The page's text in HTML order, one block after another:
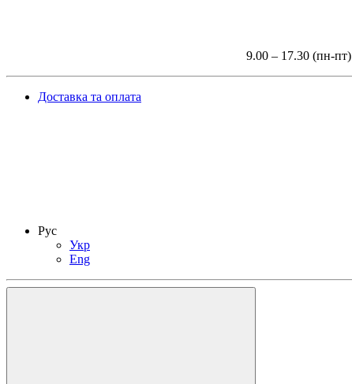
9.00 – 17.30 (пн-пт)
Доставка та оплата
Рус
Укр
Eng